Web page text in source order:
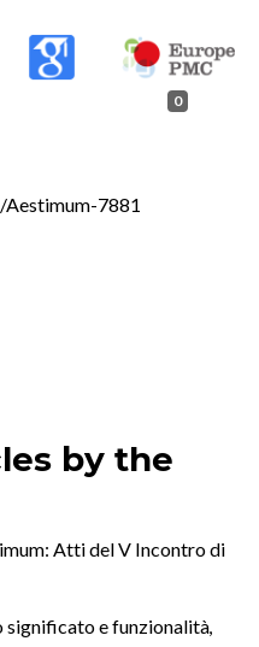
7881
0
by the
Atti del V Incontro di
significato e funzionalità,